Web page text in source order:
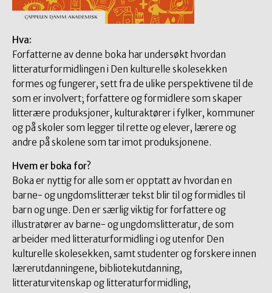
Hva:
Forfatterne av denne boka har undersøkt hvordan
litteraturformidlingen i Den kulturelle skolesekken
formes og fungerer, sett fra de ulike perspektivene til de
som er involvert; forfattere og formidlere som skaper
litterære produksjoner, kulturaktører i fylker, kommuner
og på skoler som legger til rette og elever, lærere og
andre på skolene som tar imot produksjonene.
Hvem er boka for?
Boka er nyttig for alle som er opptatt av hvordan en
barne- og ungdomslitterær tekst blir til og formidles til
barn og unge. Den er særlig viktig for forfattere og
illustratører av barne- og ungdomslitteratur, de som
arbeider med litteraturformidling i og utenfor Den
kulturelle skolesekken, samt studenter og forskere innen
lærerutdanningene, bibliotekutdanning,
litteraturvitenskap og litteraturformidling,